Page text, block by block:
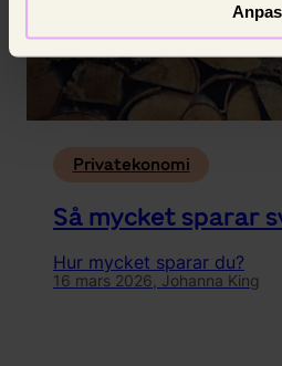
Privatekonomi
Så mycket sparar
Hur mycket sparar du?
16 mars 2026, Johanna King